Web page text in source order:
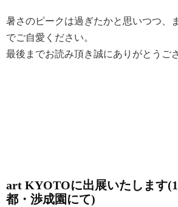
暑さのピークは過ぎたかと思いつつ、
でご自愛ください。
最後までお読み頂き誠にありがとう
art KYOTOに出展いたします
都・渉成園にて)